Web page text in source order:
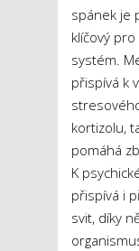
spánek je
klíčový
systém.
přispívá k
kortizolu,
pomáhá
K
přispívá i
svit, díky